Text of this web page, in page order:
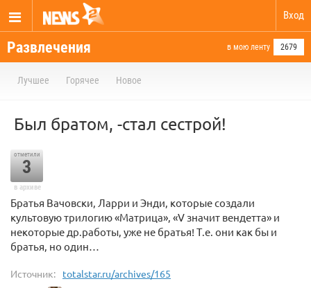
Вход
Развлечения в мою ленту 2679
Лучшее Горячее Новое
Был братом, -стал сестрой!
отметили
3
в архиве
Братья Вачовски, Ларри и Энди, которые создали
культовую трилогию «Матрица», «V значит вендетта» и
некоторые др.работы, уже не братья! Т.е. они как бы и
братья, но один…
Источник: totalstar.ru/archives/165